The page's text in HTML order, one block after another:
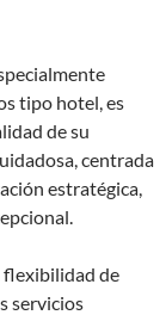
tipo hotel, es
de su
centrada
estratégica,
flexibilidad de
servicios